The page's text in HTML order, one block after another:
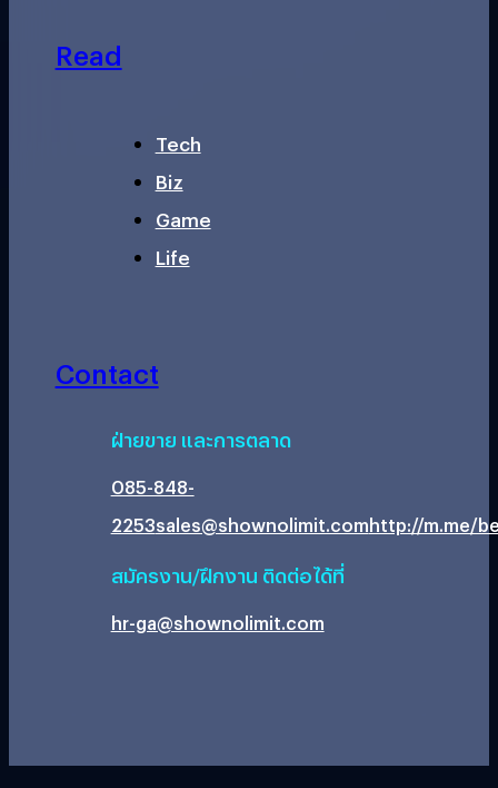
Read
Tech
Biz
Game
Life
Contact
ฝ่ายขาย และการตลาด
085-848-
2253sales@shownolimit.comhttp://m.me/
สมัครงาน/ฝึกงาน ติดต่อได้ที่
hr-ga@shownolimit.com